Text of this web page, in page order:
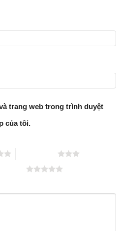
trang web trong trình duyệt
của tôi.